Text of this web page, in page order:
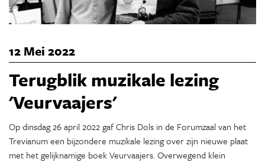
12 Mei 2022
Terugblik muzikale lezing
'Veurvaajers'
Op dinsdag 26 april 2022 gaf Chris Dols in de Forumzaal van het
Trevianum een bijzondere muzikale lezing over zijn nieuwe plaat
met het gelijknamige boek Veurvaajers. Overwegend klein